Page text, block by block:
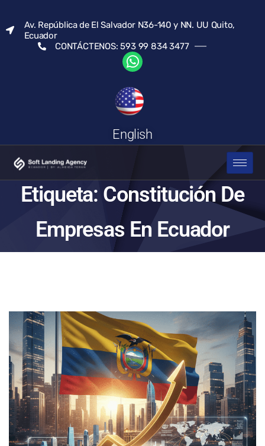
Av. República de El Salvador N36-140 y NN. UU Quito,
Ecuador
CONTÁCTENOS: 593 99 834 3477
English
Etiqueta: Constitución De
Empresas En Ecuador